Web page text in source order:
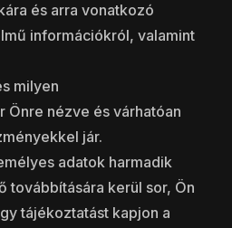
és arra vonatkozó
információkról, valamint
milyen
Önre nézve és várhatóan
jár.
adatok harmadik
továbbítására kerül sor, Ön
tájékoztatást kapjon a